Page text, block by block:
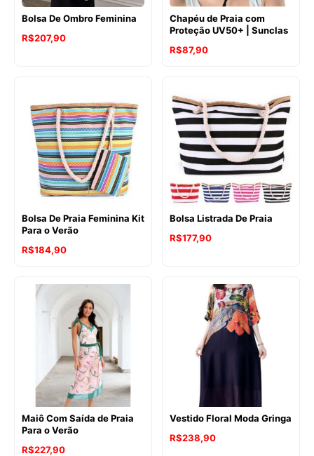
Bolsa De Ombro Feminina
R$207,90
Chapéu de Praia com
Proteção UV50+ | Sunclas
R$87,90
Bolsa De Praia Feminina Kit
Para o Verão
R$184,90
Bolsa Listrada De Praia
R$177,90
Maiô Com Saída de Praia
Para o Verão
R$227,90
Vestido Floral Moda Gringa
R$238,90